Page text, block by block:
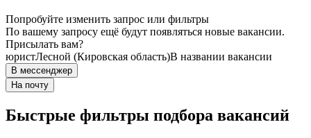
Попробуйте изменить запрос или фильтры
По вашему запросу ещё будут появляться новые вакансии.
Присылать вам?
юристЛесной (Кировская область)В названии вакансии
В мессенджер
На почту
Быстрые фильтры подбора вакансий